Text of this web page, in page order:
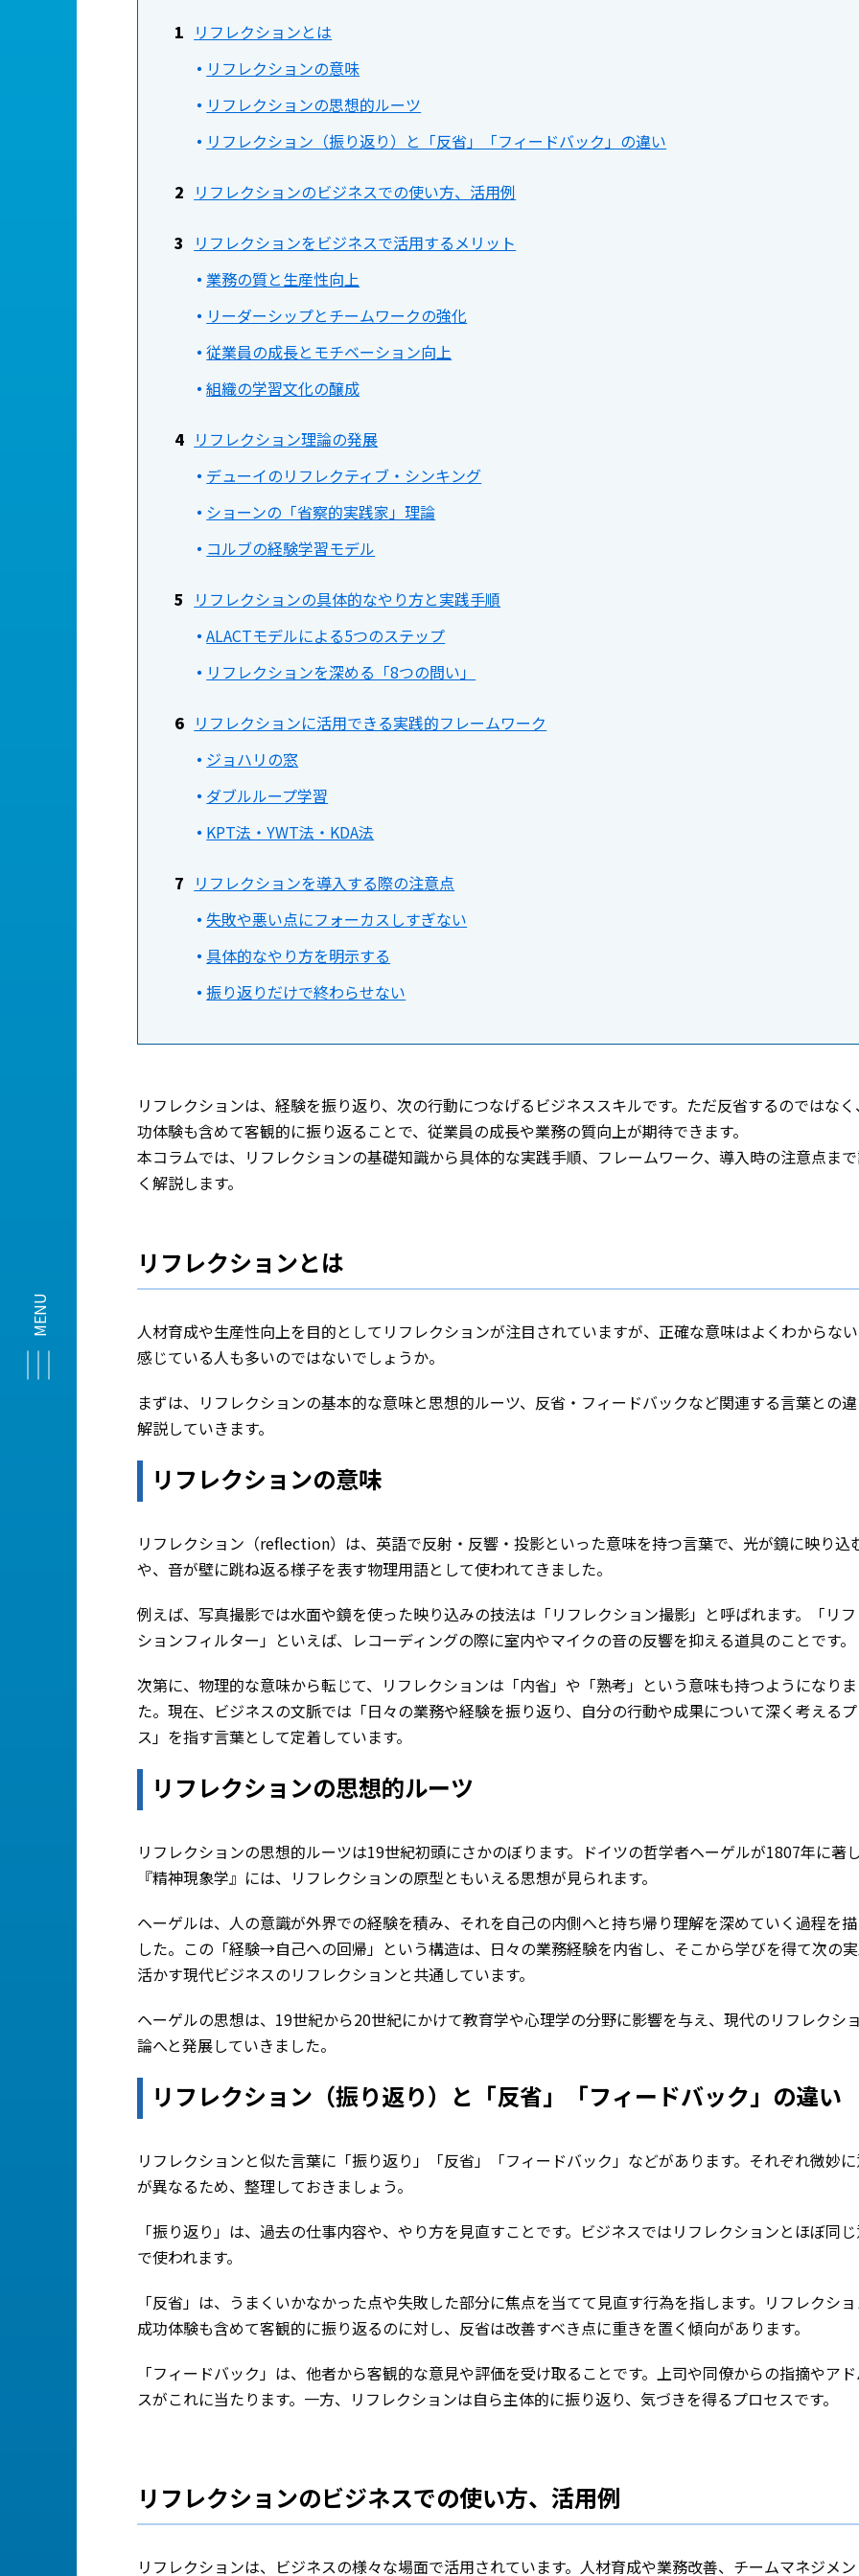
リフレクションとは
リフレクションの意味
リフレクションの思想的ルーツ
リフレクション（振り返り）と「反省」「フィードバック」の違い
リフレクションのビジネスでの使い方、活用例
リフレクションをビジネスで活用するメリット
業務の質と生産性向上
リーダーシップとチームワークの強化
従業員の成長とモチベーション向上
組織の学習文化の醸成
リフレクション理論の発展
デューイのリフレクティブ・シンキング
ショーンの「省察的実践家」理論
コルブの経験学習モデル
リフレクションの具体的なやり方と実践手順
ALACTモデルによる5つのステップ
リフレクションを深める「8つの問い」
リフレクションに活用できる実践的フレームワーク
ジョハリの窓
ダブルループ学習
KPT法・YWT法・KDA法
リフレクションを導入する際の注意点
失敗や悪い点にフォーカスしすぎない
具体的なやり方を明示する
振り返りだけで終わらせない
リフレクションは、経験を振り返り、次の行動につなげるビジネススキルです。ただ反省するのではな
功体験も含めて客観的に振り返ることで、従業員の成長や業務の質向上が期待できます。
本コラムでは、リフレクションの基礎知識から具体的な実践手順、フレームワーク、導入時の注意点ま
く解説します。
リフレクションとは
人材育成や生産性向上を目的としてリフレクションが注目されていますが、正確な意味はよくわからな
感じている人も多いのではないでしょうか。
まずは、リフレクションの基本的な意味と思想的ルーツ、反省・フィードバックなど関連する言葉との
解説していきます。
リフレクションの意味
リフレクション（reflection）は、英語で反射・反響・投影といった意味を持つ言葉で、光が鏡に映り込
や、音が壁に跳ね返る様子を表す物理用語として使われてきました。
例えば、写真撮影では水面や鏡を使った映り込みの技法は「リフレクション撮影」と呼ばれます。「リフ
ションフィルター」といえば、レコーディングの際に室内やマイクの音の反響を抑える道具のことです。
次第に、物理的な意味から転じて、リフレクションは「内省」や「熟考」という意味も持つようになり
た。現在、ビジネスの文脈では「日々の業務や経験を振り返り、自分の行動や成果について深く考える
ス」を指す言葉として定着しています。
リフレクションの思想的ルーツ
リフレクションの思想的ルーツは19世紀初頭にさかのぼります。ドイツの哲学者ヘーゲルが1807年に著
『精神現象学』には、リフレクションの原型ともいえる思想が見られます。
ヘーゲルは、人の意識が外界での経験を積み、それを自己の内側へと持ち帰り理解を深めていく過程を
した。この「経験→自己への回帰」という構造は、日々の業務経験を内省し、そこから学びを得て次の
活かす現代ビジネスのリフレクションと共通しています。
ヘーゲルの思想は、19世紀から20世紀にかけて教育学や心理学の分野に影響を与え、現代のリフレクシ
論へと発展していきました。
リフレクション（振り返り）と「反省」「フィードバック」の違い
リフレクションと似た言葉に「振り返り」「反省」「フィードバック」などがあります。それぞれ微妙
が異なるため、整理しておきましょう。
「振り返り」は、過去の仕事内容や、やり方を見直すことです。ビジネスではリフレクションとほぼ同
で使われます。
「反省」は、うまくいかなかった点や失敗した部分に焦点を当てて見直す行為を指します。リフレクシ
成功体験も含めて客観的に振り返るのに対し、反省は改善すべき点に重きを置く傾向があります。
「フィードバック」は、他者から客観的な意見や評価を受け取ることです。上司や同僚からの指摘やア
スがこれに当たります。一方、リフレクションは自ら主体的に振り返り、気づきを得るプロセスです。
リフレクションのビジネスでの使い方、活用例
リフレクションは、ビジネスの様々な場面で活用されています。人材育成や業務改善、チームマネジメ